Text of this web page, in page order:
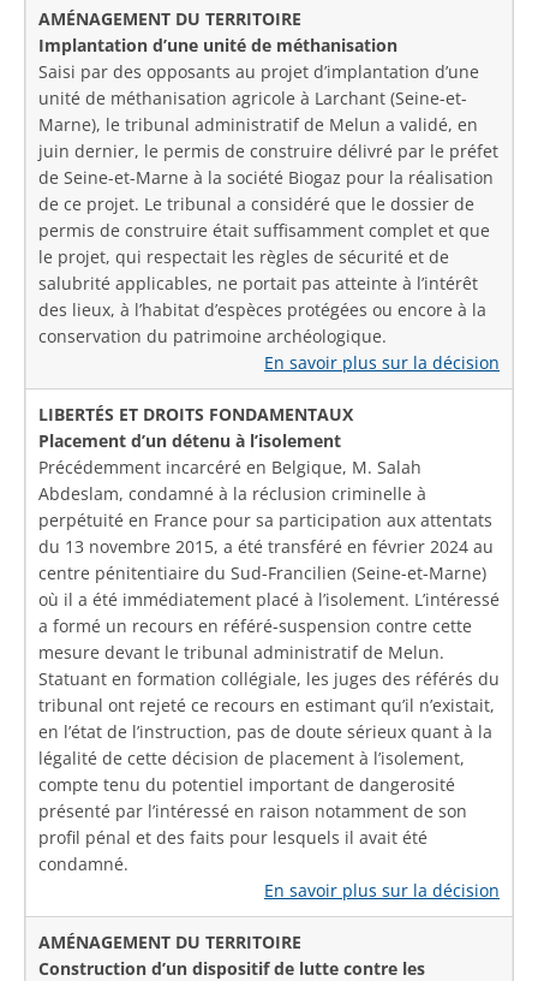
AMÉNAGEMENT DU TERRITOIRE
Implantation d’une unité de méthanisation
Saisi par des opposants au projet d’implantation d’une
unité de méthanisation agricole à Larchant (Seine-et-
Marne), le tribunal administratif de Melun a validé, en
juin dernier, le permis de construire délivré par le préfet
de Seine-et-Marne à la société Biogaz pour la réalisation
de ce projet. Le tribunal a considéré que le dossier de
permis de construire était suffisamment complet et que
le projet, qui respectait les règles de sécurité et de
salubrité applicables, ne portait pas atteinte à l’intérêt
des lieux, à l’habitat d’espèces protégées ou encore à la
conservation du patrimoine archéologique.
En savoir plus sur la décision
LIBERTÉS ET DROITS FONDAMENTAUX
Placement d’un détenu à l’isolement
Précédemment incarcéré en Belgique, M. Salah
Abdeslam, condamné à la réclusion criminelle à
perpétuité en France pour sa participation aux attentats
du 13 novembre 2015, a été transféré en février 2024 au
centre pénitentiaire du Sud-Francilien (Seine-et-Marne)
où il a été immédiatement placé à l’isolement. L’intéressé
a formé un recours en référé-suspension contre cette
mesure devant le tribunal administratif de Melun.
Statuant en formation collégiale, les juges des référés du
tribunal ont rejeté ce recours en estimant qu’il n’existait,
en l’état de l’instruction, pas de doute sérieux quant à la
légalité de cette décision de placement à l’isolement,
compte tenu du potentiel important de dangerosité
présenté par l’intéressé en raison notamment de son
profil pénal et des faits pour lesquels il avait été
condamné.
En savoir plus sur la décision
AMÉNAGEMENT DU TERRITOIRE
Construction d’un dispositif de lutte contre les